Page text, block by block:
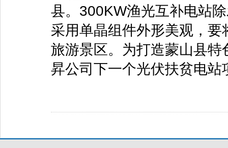
县。300KW渔光互补电站
采用单晶组件外形美观，
旅游景区。为打造蒙山县
昇公司下一个光伏扶贫电站